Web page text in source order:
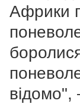
Африки
відомо",